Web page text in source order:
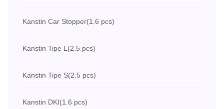
Kanstin Car Stopper(1.6 pcs)
Kanstin Tipe L (2.5 pcs)
Kanstin Tipe S(2.5 pcs)
Kanstin DKI(1.6 pcs)